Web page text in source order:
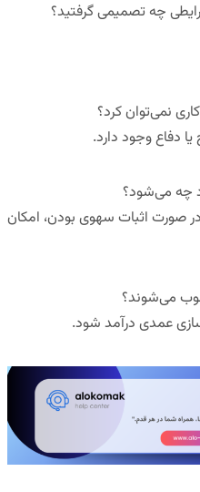
چه تصمیمی گرفتید؟
نمی‌توان کرد؟
دفاع وجود دارد.
چه می‌شود؟
صورت اثبات سهوی بودن، امکان
می‌شوند؟
عمدی درآمد شود.